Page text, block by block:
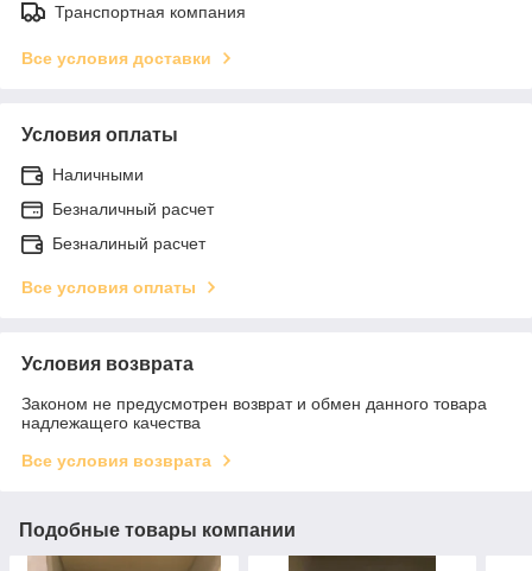
Транспортная компания
Все условия доставки
Условия оплаты
Наличными
Безналичный расчет
Безналиный расчет
Все условия оплаты
Условия возврата
Законом не предусмотрен возврат и обмен данного товара
надлежащего качества
Все условия возврата
Подобные товары компании